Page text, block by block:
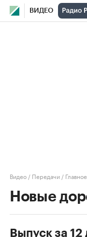
ВИДЕО
Видео / Передачи / Главное
Новые
Выпуск за